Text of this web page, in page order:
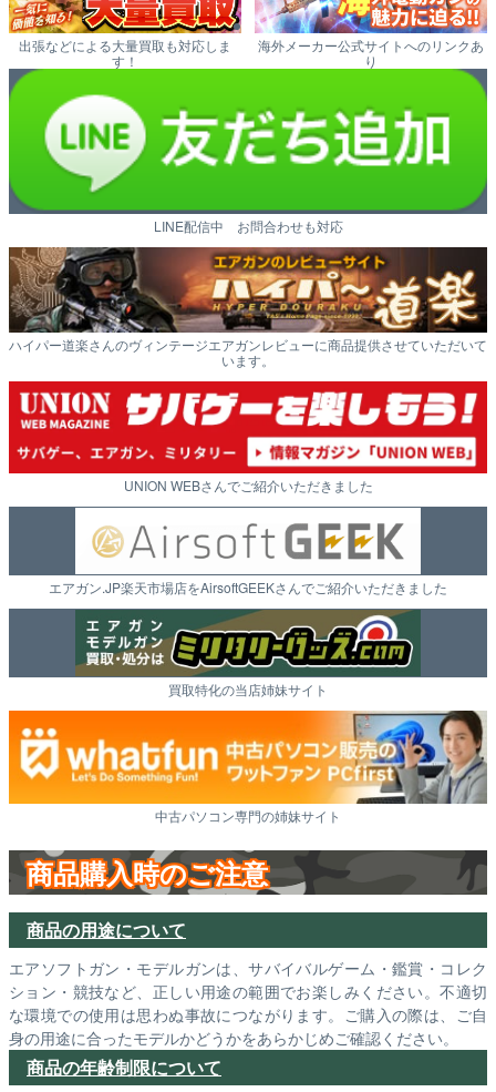
出張などによる大量買取も対応しま
す！
海外メーカー公式サイトへのリンクあ
り
LINE配信中 お問合わせも対応
ハイパー道楽さんのヴィンテージエアガンレビューに商品提供させていただいて
います。
UNION WEBさんでご紹介いただきました
エアガン.JP楽天市場店をAirsoftGEEKさんでご紹介いただきました
買取特化の当店姉妹サイト
中古パソコン専門の姉妹サイト
商品購入時のご注意
商品の用途について
エアソフトガン・モデルガンは、サバイバルゲーム・鑑賞・コレク
ション・競技など、正しい用途の範囲でお楽しみください。不適切
な環境での使用は思わぬ事故につながります。ご購入の際は、ご自
身の用途に合ったモデルかどうかをあらかじめご確認ください。
商品の年齢制限について